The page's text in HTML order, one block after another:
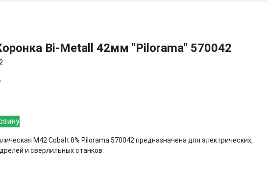
Bi-Metall 42мм "Pilorama" 570042
М42 Cobalt 8% Pilorama 570042 предназначена для электрических,
и сверлильных станков.